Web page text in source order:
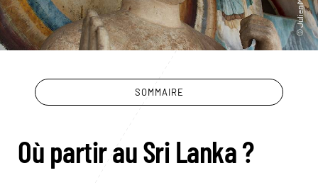
SOMMAIRE
Où partir au Sri Lanka ?